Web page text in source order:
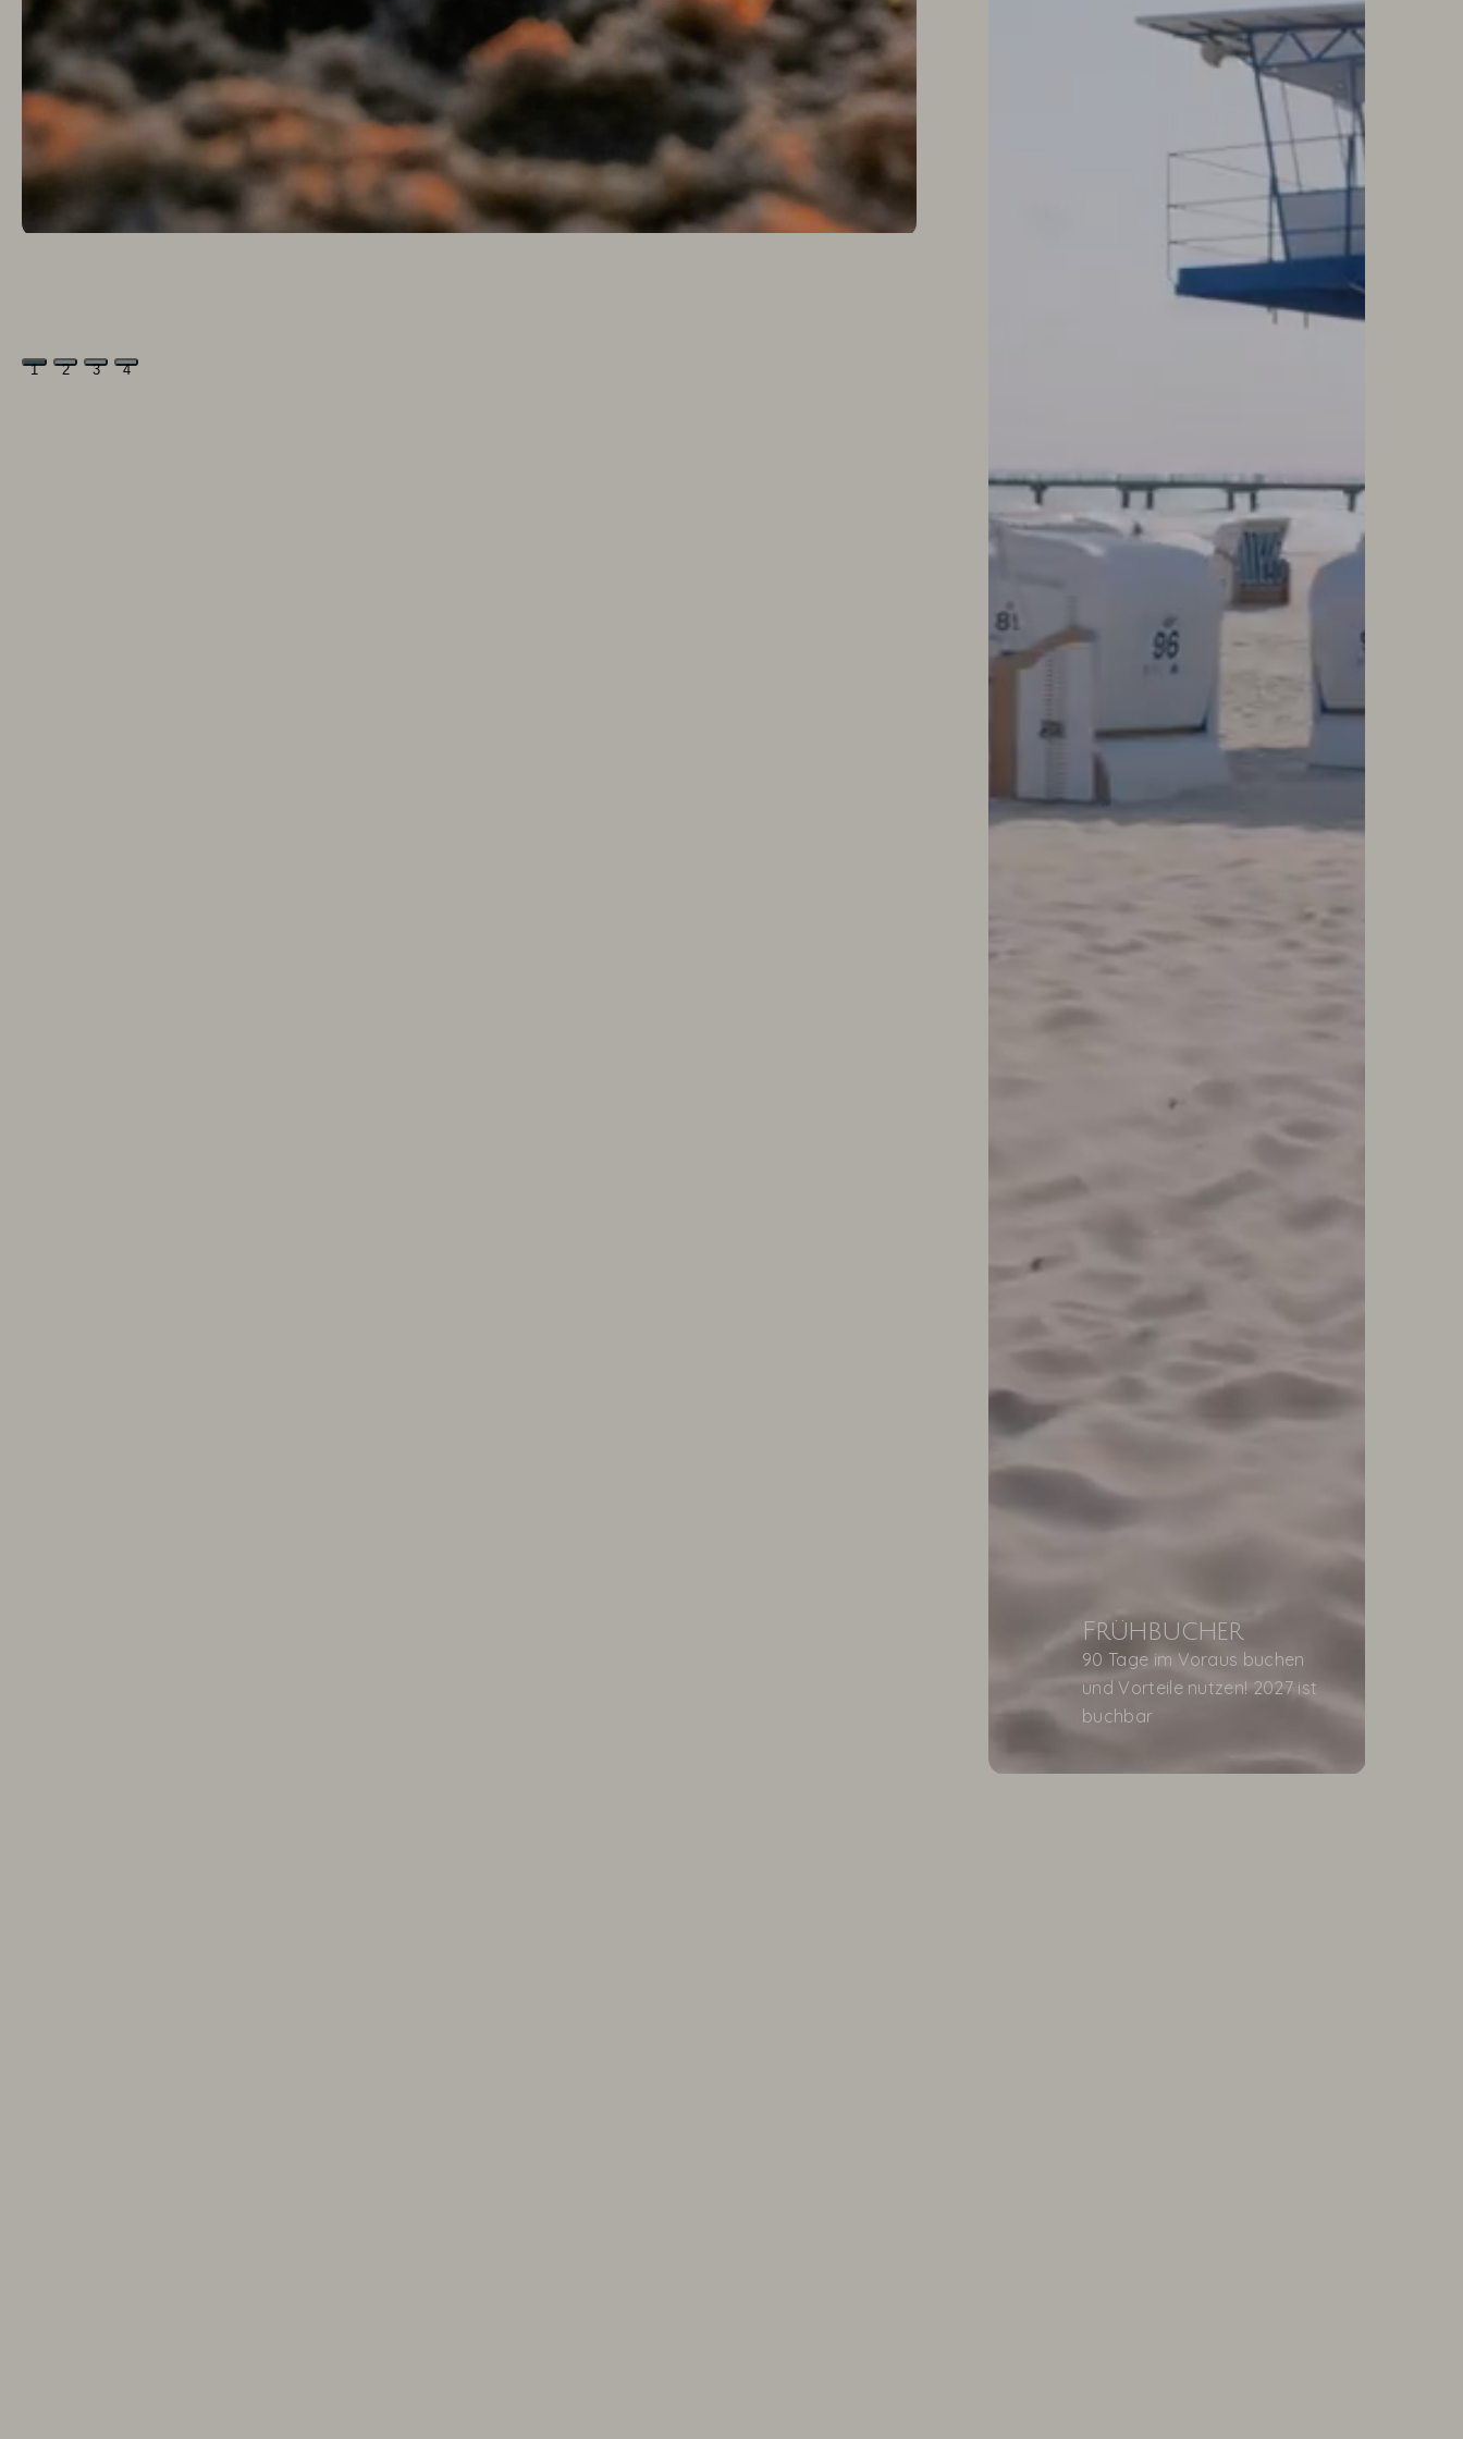
1 2 3 4
Frühbucher
90 Tage im Voraus buchen
und Vorteile nutzen! 2027 ist
buchbar